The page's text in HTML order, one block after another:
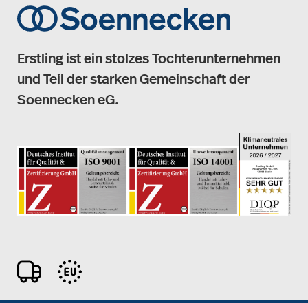
Erstling ist ein stolzes Tochterunternehmen
und Teil der starken Gemeinschaft der
Soennecken eG.